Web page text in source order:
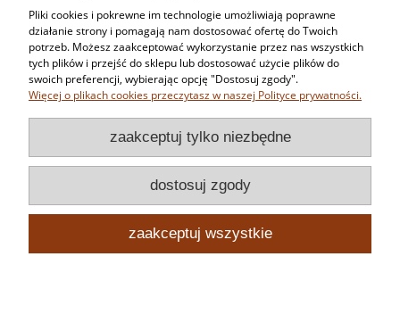
Pomoc
Moje konto
Informacje
Pliki cookies i pokrewne im technologie umożliwiają poprawne
działanie strony i pomagają nam dostosować ofertę do Twoich
potrzeb. Możesz zaakceptować wykorzystanie przez nas wszystkich
tych plików i przejść do sklepu lub dostosować użycie plików do
swoich preferencji, wybierając opcję "Dostosuj zgody".
Więcej o plikach cookies przeczytasz w naszej Polityce prywatności.
zaakceptuj tylko niezbędne
dostosuj zgody
zaakceptuj wszystkie